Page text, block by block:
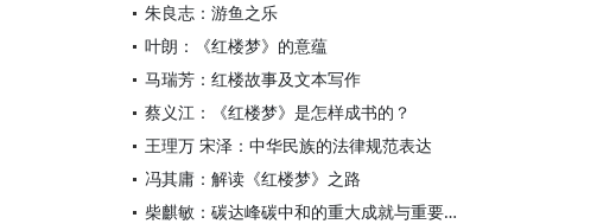
朱良志：游鱼之乐
叶朗：《红楼梦》的意蕴
马瑞芳：红楼故事及文本写作
蔡义江：《红楼梦》是怎样成书的？
王理万 宋泽：中华民族的法律规范表达
冯其庸：解读《红楼梦》之路
柴麒敏：碳达峰碳中和的重大成就与重要任务